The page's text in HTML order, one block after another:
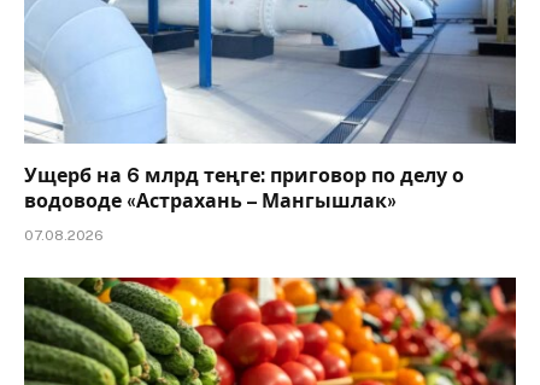
Ущерб на 6 млрд теңге: приговор по делу о
водоводе «Астрахань – Мангышлак»
07.08.2026